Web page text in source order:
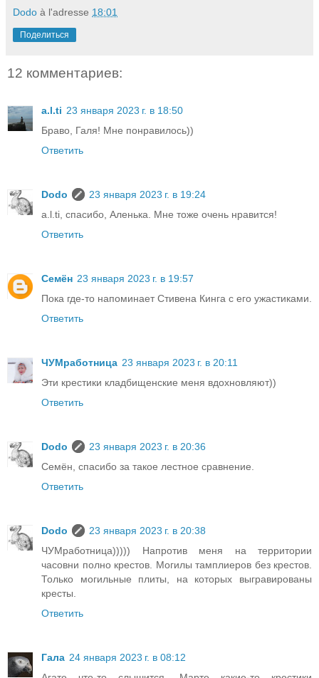
Dodo à l'adresse 18:01
Поделиться
12 комментариев:
a.l.ti 23 января 2023 г. в 18:50
Браво, Галя! Мне понравилось))
Ответить
Dodo
23 января 2023 г. в 19:24
a.l.ti, спасибо, Аленька. Мне тоже очень нравится!
Ответить
Семён 23 января 2023 г. в 19:57
Пока где-то напоминает Стивена Кинга с его ужастиками.
Ответить
ЧУМработница 23 января 2023 г. в 20:11
Эти крестики кладбищенские меня вдохновляют))
Ответить
Dodo
23 января 2023 г. в 20:36
Семён, спасибо за такое лестное сравнение.
Ответить
Dodo
23 января 2023 г. в 20:38
ЧУМработница))))) Напротив меня на территории
часовни полно крестов. Могилы тамплиеров без крестов.
Только могильные плиты, на которых выгравированы
кресты.
Ответить
Гала 24 января 2023 г. в 08:12